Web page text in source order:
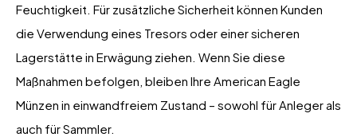
Feuchtigkeit. Für zusätzliche Sicherheit können Kunden
die Verwendung eines Tresors oder einer sicheren
Lagerstätte in Erwägung ziehen. Wenn Sie diese
Maßnahmen befolgen, bleiben Ihre American Eagle
Münzen in einwandfreiem Zustand – sowohl für Anleger als
auch für Sammler.